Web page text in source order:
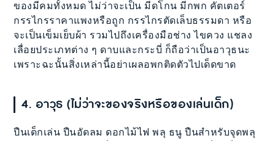
ของมีคมทั้งหมด ไม่ว่าจะเป็น มีดโกน มีกพก คัตเตอร์
กรรไกรราคาแพงหรือถูก กรรไกรตัดเล็บธรรมดา หรือ
จะเป็นเข็มเย็บผ้า รวมไปถึงเครื่องมือช่าง ไขควง แชลง
เลื่อยประเภทต่าง ๆ ดาบและกระบี่ ก็ถือว่าเป็นอาวุธนะ
เพราะฉะนั้นสิ่งเหล่านี้อย่าเผลอพกติดตัวไปเด็ดขาด
4. อาวุธ (ไม่ว่าจะของจริงหรือของเล่นเด็ก)
ปืนเด็กเล่น ปืนอัดลม ดอกไม้ไฟ พลุ ธนู ปืนสำหรับจุดพลุ